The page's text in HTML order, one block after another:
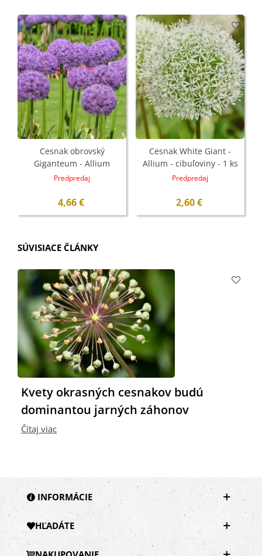
Cesnak obrovský
Giganteum - Allium
Giganteum - cibuľoviny -
Predpredaj
4,66 €
Cesnak White Giant -
Allium - cibuľoviny - 1 ks
Predpredaj
2,60 €
SÚVISIACE ČLÁNKY
Kvety okrasných cesnakov budú
dominantou jarných záhonov
Čítaj viac
INFORMÁCIE
HĽADÁTE